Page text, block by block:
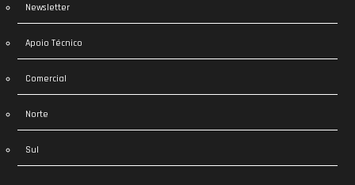
Newsletter
Apoio Técnico
Comercial
Norte
Sul